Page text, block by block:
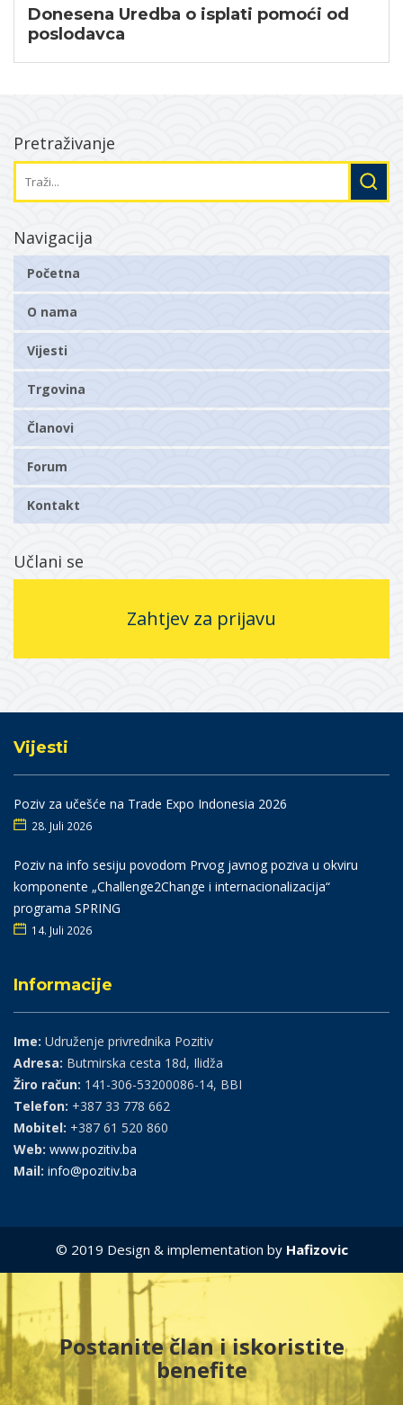
Donesena Uredba o isplati pomoći od
poslodavca
Pretraživanje
Navigacija
Početna
O nama
Vijesti
Trgovina
Članovi
Forum
Kontakt
Učlani se
Zahtjev za prijavu
Vijesti
Poziv za učešće na Trade Expo Indonesia 2026
28. Juli 2026
Poziv na info sesiju povodom Prvog javnog poziva u okviru
komponente „Challenge2Change i internacionalizacija“
programa SPRING
14. Juli 2026
Informacije
Ime: Udruženje privrednika Pozitiv
Adresa: Butmirska cesta 18d, Ilidža
Žiro račun: 141-306-53200086-14, BBI
Telefon: +387 33 778 662
Mobitel: +387 61 520 860
Web: www.pozitiv.ba
Mail: info@pozitiv.ba
© 2019 Design & implementation by Hafizovic
Postanite član i iskoristite
benefite